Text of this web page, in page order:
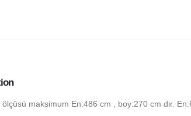
maksimum En:486 cm , boy:270 cm dir.